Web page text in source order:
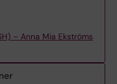
– Anna Mia Ekströms